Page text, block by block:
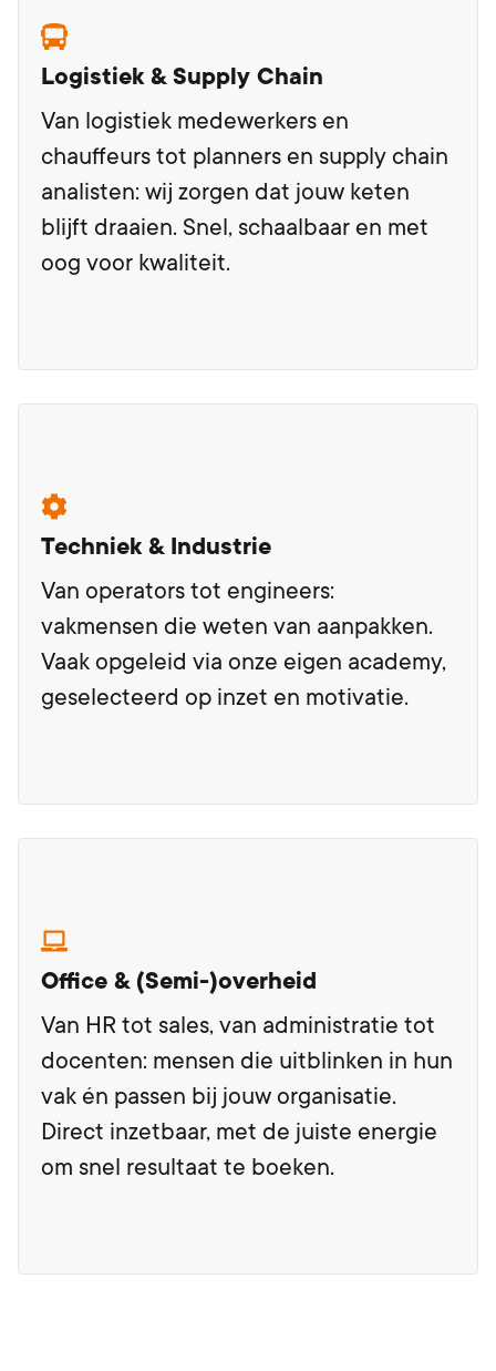
Logistiek & Supply Chain
Van logistiek medewerkers en
chauffeurs tot planners en supply chain
analisten: wij zorgen dat jouw keten
blijft draaien. Snel, schaalbaar en met
oog voor kwaliteit.
Techniek & Industrie
Van operators tot engineers:
vakmensen die weten van aanpakken.
Vaak opgeleid via onze eigen academy,
geselecteerd op inzet en motivatie.
Office & (Semi-)overheid
Van HR tot sales, van administratie tot
docenten: mensen die uitblinken in hun
vak én passen bij jouw organisatie.
Direct inzetbaar, met de juiste energie
om snel resultaat te boeken.